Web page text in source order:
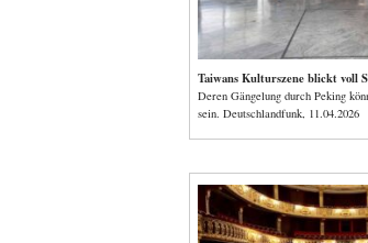
Taiwans Kulturszene blickt voll
Deren Gängelung durch Peking
sein. Deutschlandfunk, 11.04.2026